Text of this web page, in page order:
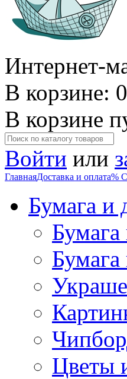
Интернет-
В корзине:
В корзине
Войти или
ГлавнаяДоставка и оплата%
Бумага и
Бумага
Бумага
Цветы